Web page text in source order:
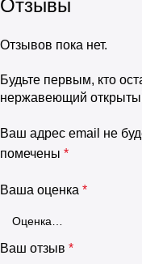
Отзывы
Отзывов пока нет.
Будьте первым, кто
нержавеющий
Ваш адрес email не
помечены *
Ваша оценка *
Ваш отзыв *